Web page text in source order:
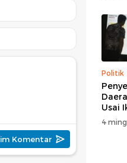
Politik
Usai
4